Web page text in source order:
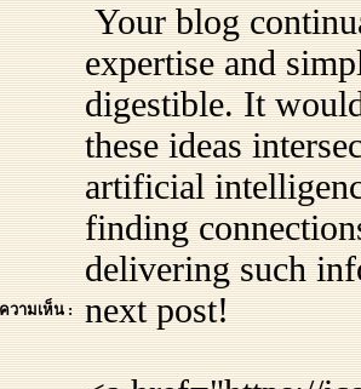
ความเห็น :
Your blog
expertise and
digestible. It
these ideas
artificial
finding
delivering such
next post!